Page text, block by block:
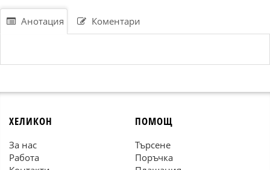
Анотация Коментари
ХЕЛИКОН
За нас
Работа
ПОМОЩ
Търсене
Поръчка